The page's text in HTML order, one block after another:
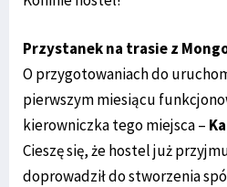
Przystanek na trasie z
O przygotowaniach do
pierwszym miesiącu
kierowniczka tego miejsca –
Cieszę się, że hostel już
doprowadził do stworzenia